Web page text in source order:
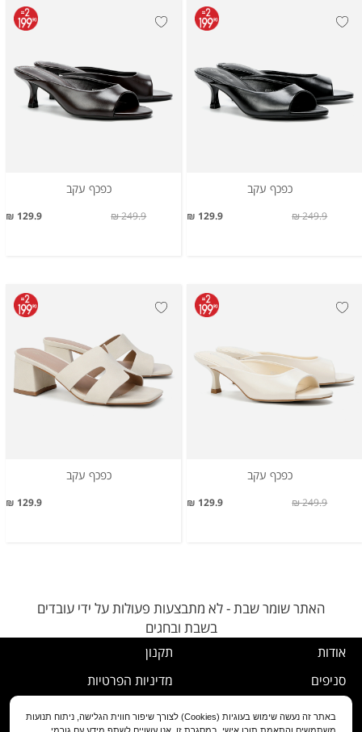
כפכף עקב
129.9 ₪ 249.9 ₪
כפכף עקב
129.9 ₪ 249.9 ₪
כפכף עקב
129.9 ₪ 249.9 ₪
כפכף עקב
129.9 ₪
האתר שומר שבת - לא מתבצעות פעולות על ידי עובדים
בשבת ובחגים
אודות
סניפים
תקנון
מדיניות הפרטיות
נוהל ביטול עסקה
באתר זה נעשה שימוש בעוגיות (Cookies) לצורך שיפור חווית הגלישה, ניתוח תנועות